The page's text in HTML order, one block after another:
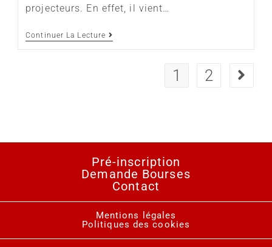
projecteurs. En effet, il vient…
Continuer La Lecture
1 2
Pré-inscription
Demande Bourses
Contact
Mentions légales
Politiques des cookies